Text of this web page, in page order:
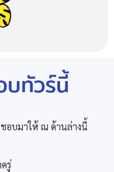
บทัวร์นี้
ชอบมาให้ ณ ด้านล่างนี้